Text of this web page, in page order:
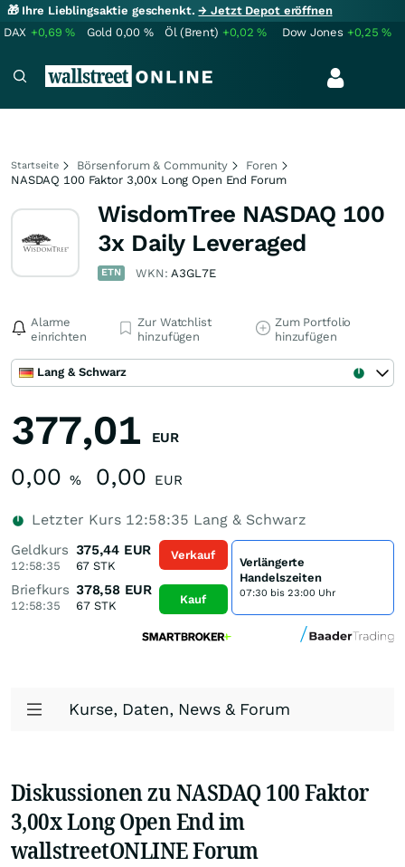
🎁 Ihre Lieblingsaktie geschenkt.→ Jetzt Depot eröffnen
DAX +0,69% Gold 0,00 % Öl (Brent) +0,02% Dow Jones +0,25%
Startseite Börsenforum & Community
Foren
NASDAQ 100 Faktor 3,00x Long Open End Forum
WisdomTree NASDAQ 100
3x Daily Leveraged
ETN WKN:A3GL7E
Alarme
einrichten
Zur Watchlist
hinzufügen
Zum Portfolio
hinzufügen
Lang & Schwarz
377,01 EUR
0,00 % 0,00 EUR
Letzter Kurs 12:58:35 Lang & Schwarz
Geldkurs
12:58:35
375,44 EUR
67 STK
Briefkurs
12:58:35
378,58 EUR
67 STK
Verkauf
Kauf
Verlängerte
Handelszeiten
07:30 bis 23:00 Uhr
Kurse, Daten, News & Forum
Diskussionen zu NASDAQ 100 Faktor
3,00x Long Open End im
wallstreetONLINE Forum